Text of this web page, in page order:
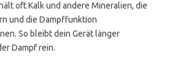
oft Kalk und andere Mineralien, die
und die Dampffunktion
So bleibt dein Gerät länger
Dampf rein.